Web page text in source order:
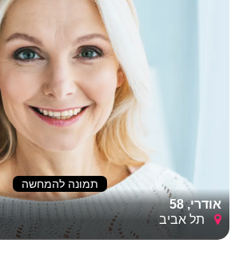
תמונה להמחשה
אודרי, 58
תל אביב